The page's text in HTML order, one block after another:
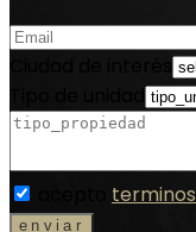
terminos